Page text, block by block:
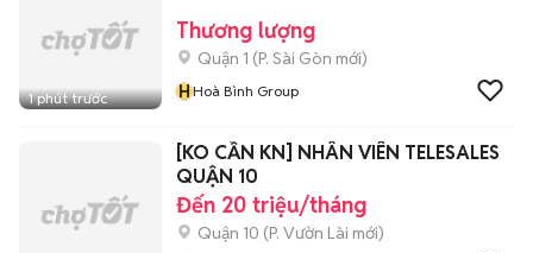
1 phút trước
Thương lượng
Quận 1 (P. Sài Gòn mới)
HHoà Bình Group
[KO CẦN KN] NHÂN VIÊN TELESALES
QUẬN 10
Đến 20 triệu/tháng
Quận 10 (P. Vườn Lài mới)